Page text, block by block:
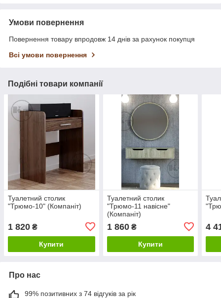
Умови повернення
Повернення товару впродовж 14 днів за рахунок покупця
Всі умови повернення
Подібні товари компанії
Туалетний столик
"Трюмо-10" (Компаніт)
1 820 ₴
Купити
Туалетний столик
"Трюмо-11 навісне"
(Компаніт)
1 860₴
Купити
4
Про нас
99% позитивних з 74 відгуків за рік